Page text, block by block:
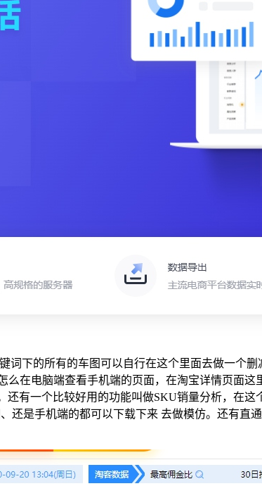
下的所有的车图可以自行在这个里面去做一个
在电脑端查看手机端的页面，在淘宝详情页面
有一个比较好用的功能叫做SKU销量分析，在
还是手机端的都可以下载下来 去做模仿。还有直